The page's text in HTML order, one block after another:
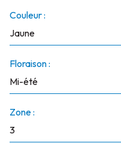
Couleur :
Jaune
Floraison :
Mi-été
Zone :
3